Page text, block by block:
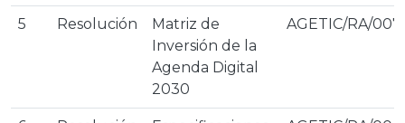
5 Resolución
Matriz de
Inversión de la
Agenda Digital
2030
AGETIC/RA/